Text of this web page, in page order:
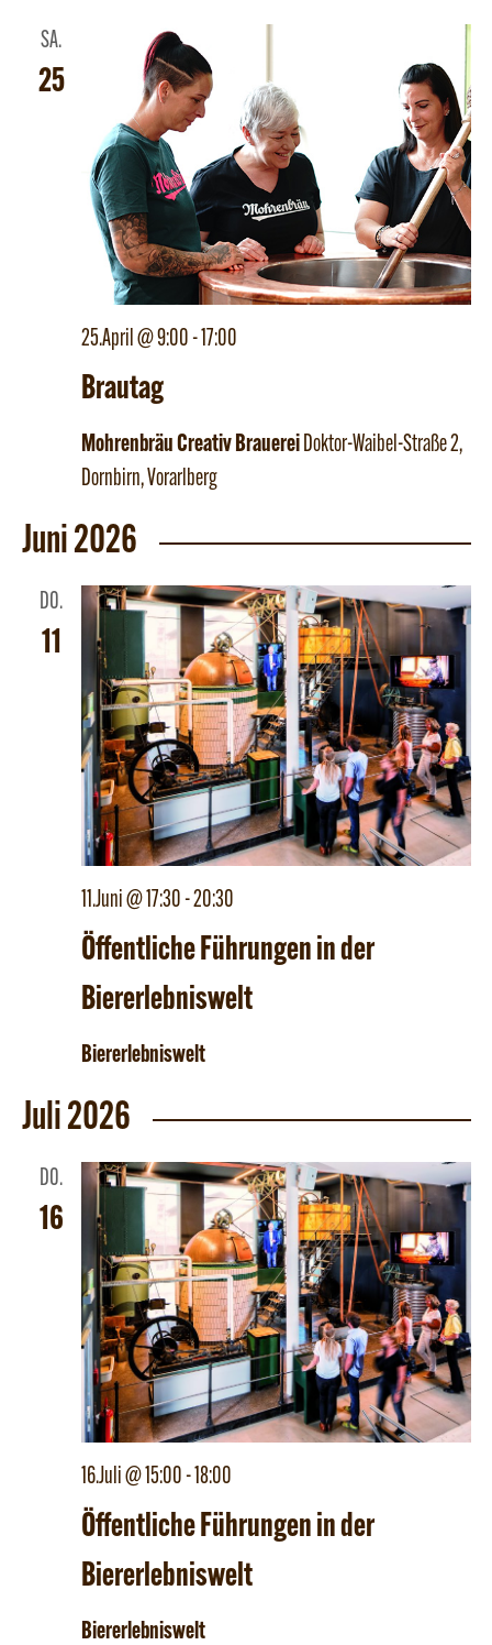
SA.
25
Brautag
25.April @ 9:00-17:00
Mohrenbräu Creativ BrauereiDoktor-Waibel-Straße 2,
Dornbirn, Vorarlberg
Juni 2026
DO.
11
Öffentliche Führungen in der
Biererlebniswelt
11.Juni @ 17:30-20:30
Biererlebniswelt
Juli 2026
DO.
16
Öffentliche Führungen in der
Biererlebniswelt
16.Juli @ 15:00-18:00
Biererlebniswelt